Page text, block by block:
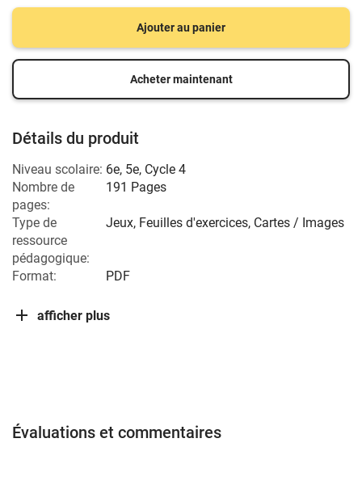
Ajouter au panier
Acheter maintenant
Détails du produit
Niveau scolaire: 6e, 5e, Cycle 4
Nombre de
pages:
191 Pages
Type de
ressource
pédagogique:
Jeux, Feuilles d'exercices, Cartes / Images
Format: PDF
afficher plus
Évaluations et commentaires